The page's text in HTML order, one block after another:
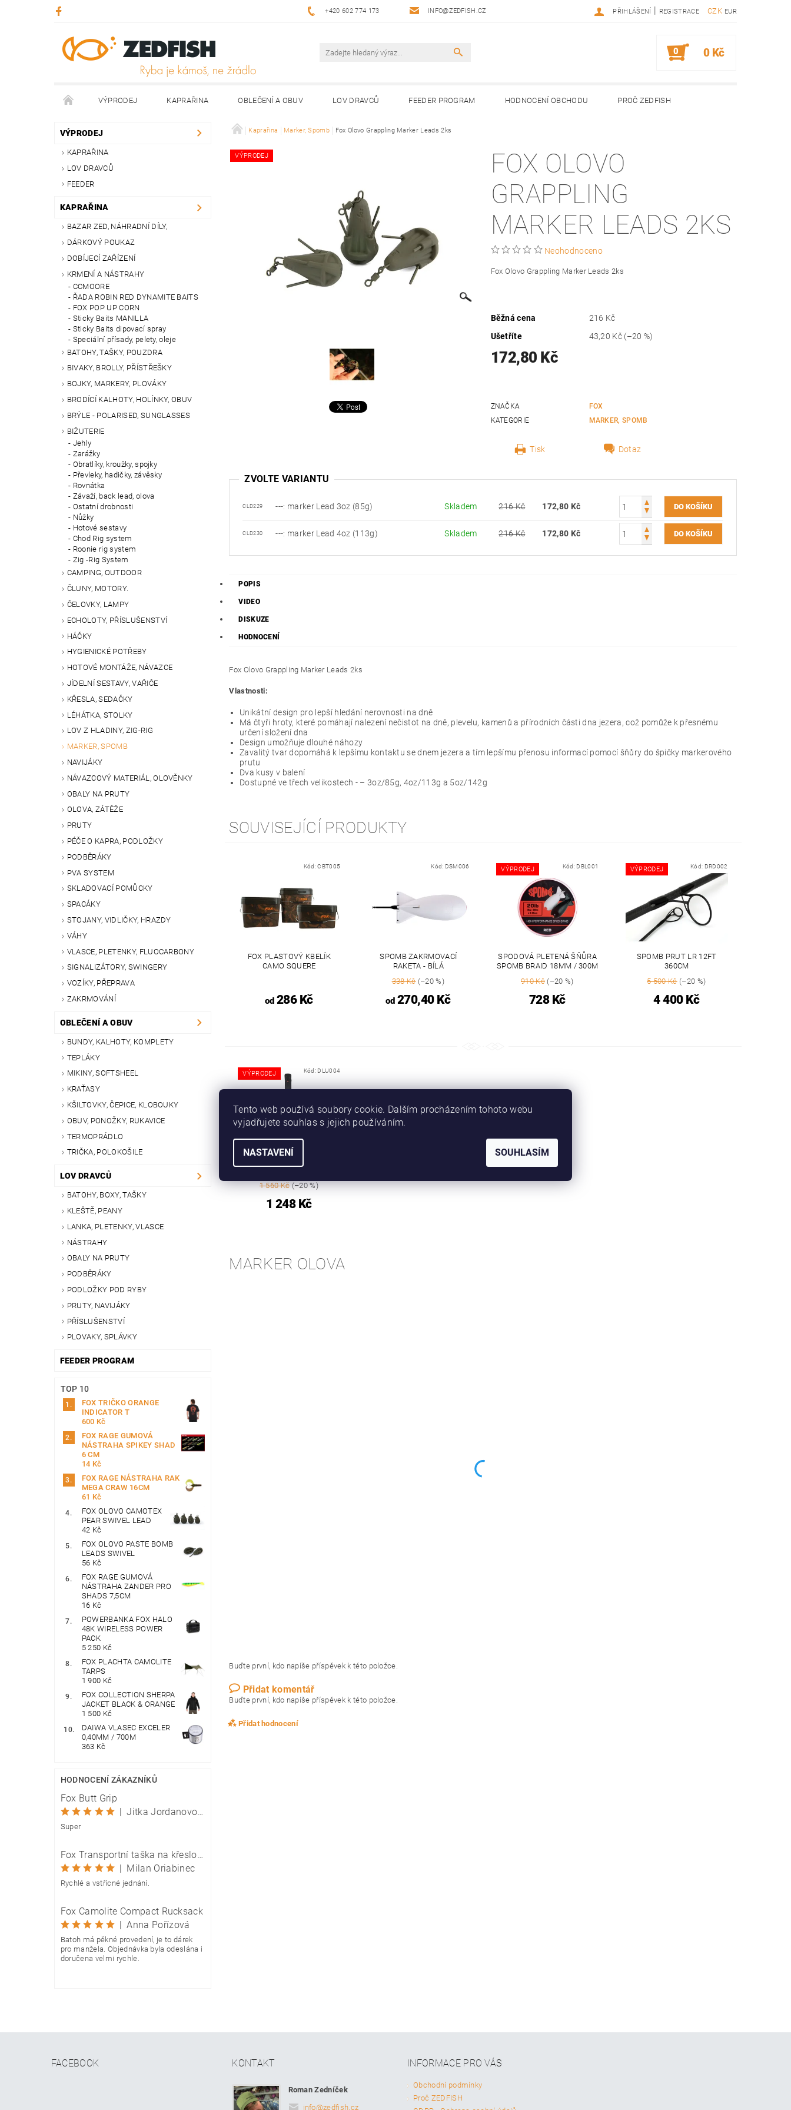
+420 602 774 173 INFO@ZEDFISH.CZ CZK EUR
PŘIHLÁŠENÍ | REGISTRACE
0 0 Kč
VÝPRODEJ KAPRAŘINA OBLEČENÍ A OBUV LOV DRAVCŮ FEEDER PROGRAM HODNOCENÍ OBCHODU PROČ ZEDFISH
KONTAKTY
VÝPRODEJ
KAPRAŘINA
LOV DRAVCŮ
FEEDER
KAPRAŘINA
BAZAR ZED, NÁHRADNÍ DÍLY,
DÁRKOVÝ POUKAZ
DOBÍJECÍ ZAŘÍZENÍ
KRMENÍ A NÁSTRAHY
CCMOORE
ŘADA ROBIN RED DYNAMITE BAITS
FOX POP UP CORN
Sticky Baits MANILLA
Sticky Baits dipovací spray
Speciální přísady, pelety, oleje
BATOHY, TAŠKY, POUZDRA
BIVAKY, BROLLY, PŘÍSTŘEŠKY
BOJKY, MARKERY, PLOVÁKY
BRODÍCÍ KALHOTY, HOLÍNKY, OBUV
BRÝLE - POLARISED, SUNGLASSES
BIŽUTERIE
Jehly
Zarážky
Obratlíky, kroužky, spojky
Převleky, hadičky, závěsky
Rovnátka
Závaží, back lead, olova
Ostatní drobnosti
Nůžky
Hotové sestavy
Chod Rig system
Roonie rig system
Zig -Rig System
CAMPING, OUTDOOR
ČLUNY, MOTORY.
ČELOVKY, LAMPY
ECHOLOTY, PŘÍSLUŠENSTVÍ
HÁČKY
HYGIENICKÉ POTŘEBY
HOTOVÉ MONTÁŽE, NÁVAZCE
JÍDELNÍ SESTAVY, VAŘIČE
KŘESLA, SEDAČKY
LÉHÁTKA, STOLKY
LOV Z HLADINY, ZIG-RIG
MARKER, SPOMB
NAVIJÁKY
NÁVAZCOVÝ MATERIÁL, OLOVĚNKY
OBALY NA PRUTY
OLOVA, ZÁTĚŽE
PRUTY
PÉČE O KAPRA, PODLOŽKY
PODBĚRÁKY
PVA SYSTEM
SKLADOVACÍ POMŮCKY
SPACÁKY
STOJANY, VIDLIČKY, HRAZDY
VÁHY
VLASCE, PLETENKY, FLUOCARBONY
SIGNALIZÁTORY, SWINGERY
VOZÍKY, PŘEPRAVA
ZAKRMOVÁNÍ
OBLEČENÍ A OBUV
BUNDY, KALHOTY, KOMPLETY
TEPLÁKY
MIKINY, SOFTSHEEL
KRAŤASY
KŠILTOVKY, ČEPICE, KLOBOUKY
OBUV, PONOŽKY, RUKAVICE
TERMOPRÁDLO
TRIČKA, POLOKOŠILE
LOV DRAVCŮ
BATOHY, BOXY, TAŠKY
KLEŠTĚ, PEANY
LANKA, PLETENKY, VLASCE
NÁSTRAHY
OBALY NA PRUTY
PODBĚRÁKY
PODLOŽKY POD RYBY
PRUTY, NAVIJÁKY
PŘÍSLUŠENSTVÍ
PLOVAKY, SPLÁVKY
FEEDER PROGRAM
TOP 10
FOX TRIČKO ORANGE
INDICATOR T
600 Kč
FOX RAGE GUMOVÁ
NÁSTRAHA SPIKEY SHAD
6 CM
14 Kč
FOX RAGE NÁSTRAHA RAK
MEGA CRAW 16CM
61 Kč
FOX OLOVO CAMOTEX
PEAR SWIVEL LEAD
42 Kč
FOX OLOVO PASTE BOMB
LEADS SWIVEL
56 Kč
FOX RAGE GUMOVÁ
NÁSTRAHA ZANDER PRO
SHADS 7,5CM
16 Kč
POWERBANKA FOX HALO
48K WIRELESS POWER
PACK
5 250 Kč
FOX PLACHTA CAMOLITE
TARPS
1 900 Kč
FOX COLLECTION SHERPA
JACKET BLACK & ORANGE
1 500 Kč
DAIWA VLASEC EXCELER
0,40MM / 700M
363 Kč
HODNOCENÍ ZÁKAZNÍKŮ
Fox Butt Grip
|
Jitka Jordanovová
Super
Fox Transportní taška na křeslo Camolite Chair Bag
| Milan Oriabinec
Rychlé a vstřícné jednání.
Fox Camolite Compact Rucksack
| Anna Pořízová
Batoh má pěkné provedení, je to dárek
pro manžela. Objednávka byla odeslána i
doručena velmi rychle.
Kaprařina Marker, Spomb Fox Olovo Grappling Marker Leads 2ks
VÝPRODEJ
FOX OLOVO
GRAPPLING
MARKER LEADS 2KS
Neohodnoceno
Fox Olovo Grappling Marker Leads 2ks
Běžná cena
216 Kč
Ušetříte
43,20 Kč (–20 %)
172,80 Kč
ZNAČKA
FOX
KATEGORIE
MARKER, SPOMB
Tisk Dotaz
ZVOLTE VARIANTU
CLD229 ---: marker Lead 3oz (85g) Skladem 216 Kč 172,80 Kč
CLD230 ---: marker Lead 4oz (113g) Skladem 216 Kč 172,80 Kč
POPIS
VIDEO
DISKUZE
HODNOCENÍ
Fox Olovo Grappling Marker Leads 2ks
Vlastnosti:
Unikátní design pro lepší hledání nerovnosti na dně
Má čtyři hroty, které pomáhají nalezení nečistot na dně, plevelu, kamenů a přírodních části dna jezera, což pomůže k přesnému
určení složení dna
Design umožňuje dlouhé náhozy
Zavalitý tvar dopomáhá k lepšímu kontaktu se dnem jezera a tím lepšímu přenosu informací pomocí šňůry do špičky markerového
prutu
Dva kusy v balení
Dostupné ve třech velikostech - – 3oz/85g, 4oz/113g a 5oz/142g
SOUVISEJÍCÍ PRODUKTY
Kód:CBT005
FOX PLASTOVÝ KBELÍK
CAMO SQUERE
od286 Kč
Kód: DSM006
SPOMB ZAKRMOVACÍ
RAKETA - BÍLÁ
338 Kč(–20 %)
od270,40 Kč
VÝPRODEJ Kód: DBL001
SPODOVÁ PLETENÁ ŠŇŮRA
SPOMB BRAID 18MM / 300M
910 Kč(–20 %)
728 Kč
VÝPRODEJ Kód: DRD002
SPOMB PRUT LR 12FT
360CM
5 500 Kč(–20 %)
4 400 Kč
VÝPRODEJ Kód: DLU004
1 560 Kč(–20 %)
1 248 Kč
MARKER OLOVA
Buďte první, kdo napíše příspěvek k této položce.
Přidat komentář
Buďte první, kdo napíše příspěvek k této položce.
Přidat hodnocení
FACEBOOK KONTAKT
Roman Zedníček
info@zedfish.cz
INFORMACE PRO VÁS
Obchodní podmínky
Proč ZEDFISH
Tento web používá soubory cookie. Dalším procházením tohoto webu
vyjadřujete souhlas s jejich používáním.
NASTAVENÍ SOUHLASÍM